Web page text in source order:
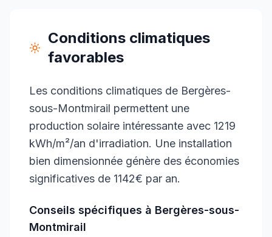
Conditions climatiques
favorables
Les conditions climatiques de Bergères-
sous-Montmirail permettent une
production solaire intéressante avec 1219
kWh/m²/an d'irradiation. Une installation
bien dimensionnée génère des économies
significatives de 1142€ par an.
Conseils spécifiques à Bergères-sous-
Montmirail